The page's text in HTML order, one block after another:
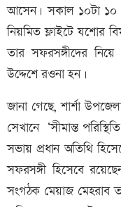
আসেন। সকাল ১০টা ১০
নিয়মিত ফ্লাইটে যশোর
তার সফরসঙ্গীদের
উদ্দেশে রওনা হন।
জানা গেছে, শার্শা
সেখানে ‘সীমান্ত
সভায় প্রধান অতিথি
সফরসঙ্গী হিসেবে
সংগঠক মেয়াজ মেহরাব